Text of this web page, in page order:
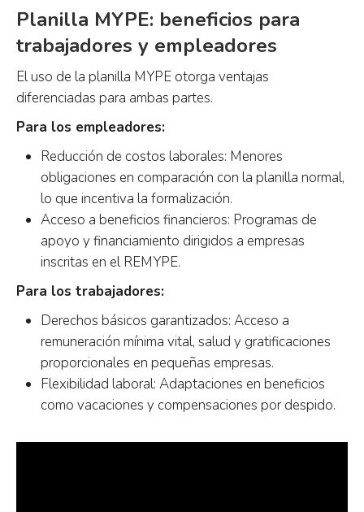
Planilla MYPE: beneficios para
trabajadores y empleadores
El uso de la planilla MYPE otorga ventajas
diferenciadas para ambas partes.
Para los empleadores:
Reducción de costos laborales: Menores
obligaciones en comparación con la planilla normal,
lo que incentiva la formalización.
Acceso a beneficios financieros: Programas de
apoyo y financiamiento dirigidos a empresas
inscritas en el REMYPE.
Para los trabajadores:
Derechos básicos garantizados: Acceso a
remuneración mínima vital, salud y gratificaciones
proporcionales en pequeñas empresas.
Flexibilidad laboral: Adaptaciones en beneficios
como vacaciones y compensaciones por despido.